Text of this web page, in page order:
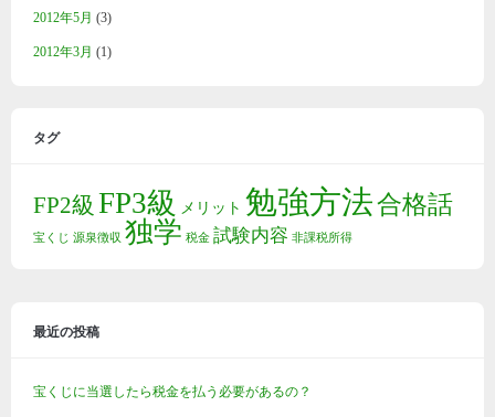
2012年5月 (3)
2012年3月 (1)
タグ
FP2級 FP3級 メリット 勉強方法合格話
宝くじ 源泉徴収 独学 税金 試験内容 非課税所得
最近の投稿
宝くじに当選したら税金を払う必要があるの？